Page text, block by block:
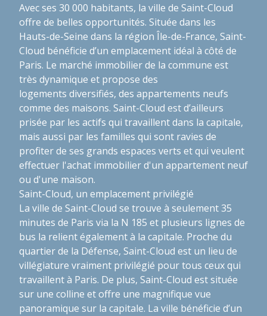
Avec ses 30 000 habitants, la ville de Saint-Cloud
offre de belles opportunités. Située dans les
Hauts-de-Seine dans la région Île-de-France, Saint-
Cloud bénéficie d’un emplacement idéal à côté de
Paris. Le marché immobilier de la commune est
très dynamique et propose des
logements diversifiés, des appartements neufs
comme des maisons. Saint-Cloud est d’ailleurs
prisée par les actifs qui travaillent dans la capitale,
mais aussi par les familles qui sont ravies de
profiter de ses grands espaces verts et qui veulent
effectuer l'achat immobilier d'un appartement neuf
ou d'une maison.
Saint-Cloud, un emplacement privilégié
La ville de Saint-Cloud se trouve à seulement 35
minutes de Paris via la N 185 et plusieurs lignes de
bus la relient également à la capitale. Proche du
quartier de la Défense, Saint-Cloud est un lieu de
villégiature vraiment privilégié pour tous ceux qui
travaillent à Paris. De plus, Saint-Cloud est située
sur une colline et offre une magnifique vue
panoramique sur la capitale. La ville bénéficie d’un